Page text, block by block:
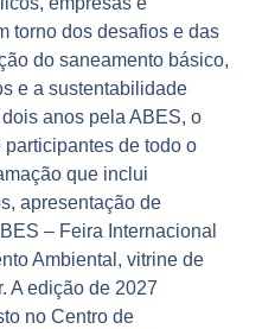
torno dos desafios e das
do saneamento básico,
e a sustentabilidade
anos pela ABES, o
de todo o
que inclui
apresentação de
– Feira Internacional
Ambiental, vitrine de
A edição de 2027
no Centro de